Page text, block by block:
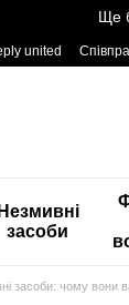
Ще
united
Незмивні
засоби
засоби: чому вони